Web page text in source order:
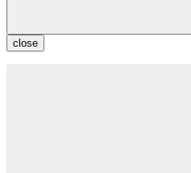
close